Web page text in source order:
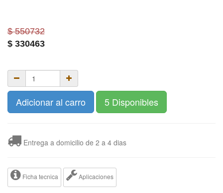
$ 550732
$ 330463
Adicionar al carro 5 Disponibles
Entrega a domicilio de 2 a 4 dias
Ficha tecnica Aplicaciones